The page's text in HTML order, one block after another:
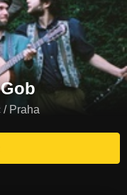
/ Praha